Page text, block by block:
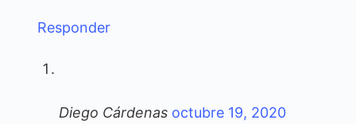
Responder
Diego Cárdenas octubre 19, 2020